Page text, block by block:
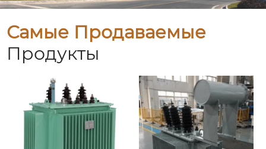
Самые Продаваемые
Продукты